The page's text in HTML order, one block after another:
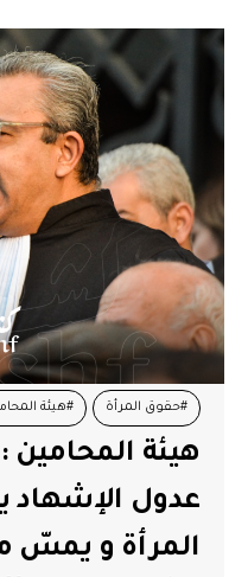
#حقوق المرأة #هيئة
هيئة
عدول
المرأة و يمسّ